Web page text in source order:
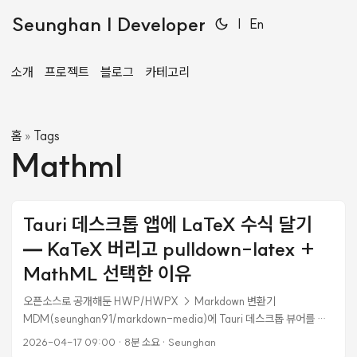
Seunghan | Developer | En
소개 프로젝트 블로그 카테고리
홈 » Tags
Mathml
Tauri 데스크톱 앱에 LaTeX 수식 달기
— KaTeX 버리고 pulldown-latex +
MathML 선택한 이유
오픈소스로 공개해둔 HWP/HWPX → Markdown 변환기
MDM(seunghan91/markdown-media)에 Tauri 데스크톱 뷰어를 붙
여서 쓰고 있다. 0.3.0에서 HWPX 파서가 수식을 $...$ / $$...$$
2026-04-17 09:00 · 8분 소요· Seunghan